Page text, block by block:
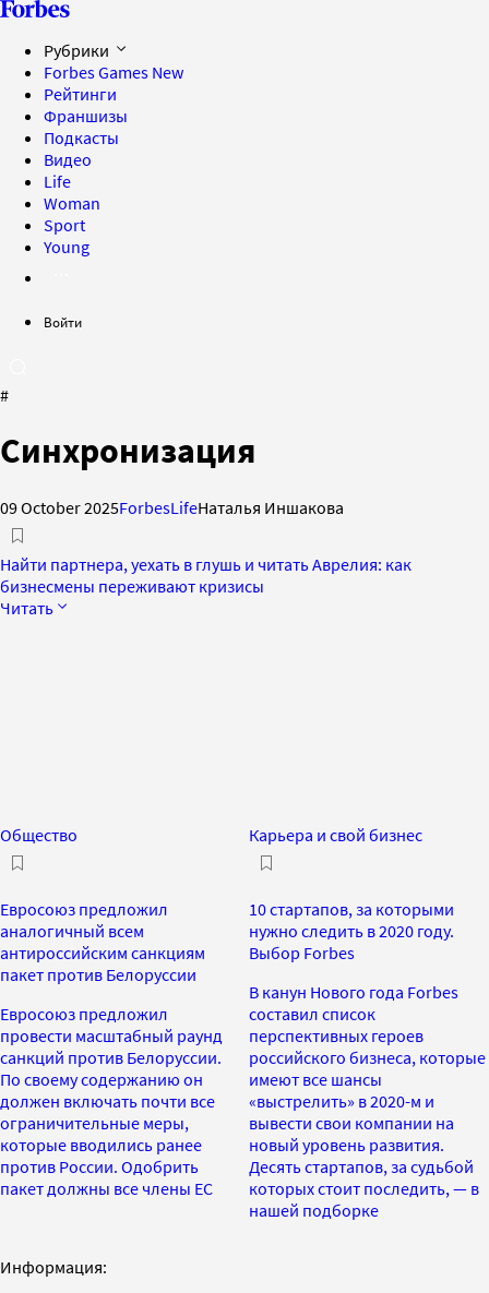
Рубрики
Forbes Games New
Рейтинги
Франшизы
Подкасты
Видео
Life
Woman
Sport
Young
Войти
#
Синхронизация
09 October 2025ForbesLifeНаталья Иншакова
Найти партнера, уехать в глушь и читать Аврелия: как
бизнесмены переживают кризисы
Читать
Общество
Евросоюз предложил
аналогичный всем
антироссийским санкциям
пакет против Белоруссии
Евросоюз предложил
провести масштабный раунд
санкций против Белоруссии.
По своему содержанию он
должен включать почти все
ограничительные меры,
которые вводились ранее
против России. Одобрить
пакет должны все члены ЕС
Карьера и свой бизнес
10 стартапов, за которыми
нужно следить в 2020 году.
Выбор Forbes
В канун Нового года Forbes
составил список
перспективных героев
российского бизнеса, которые
имеют все шансы
«выстрелить» в 2020-м и
вывести свои компании на
новый уровень развития.
Десять стартапов, за судьбой
которых стоит последить, — в
нашей подборке
Информация: